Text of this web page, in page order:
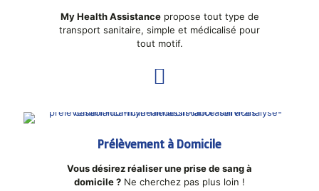
My Health Assistancepropose tout type de
transport sanitaire, simple et médicalisé pour
tout motif.
Prélèvement à Domicile
Vous désirez réaliser une prise de sang à
domicile ? Ne cherchez pas plus loin !